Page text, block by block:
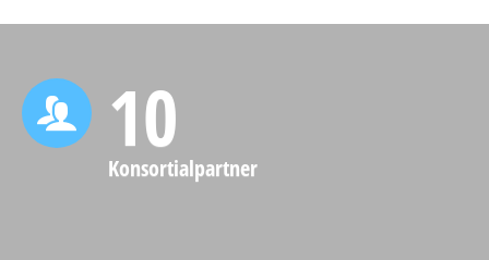
10
Konsortialpartner